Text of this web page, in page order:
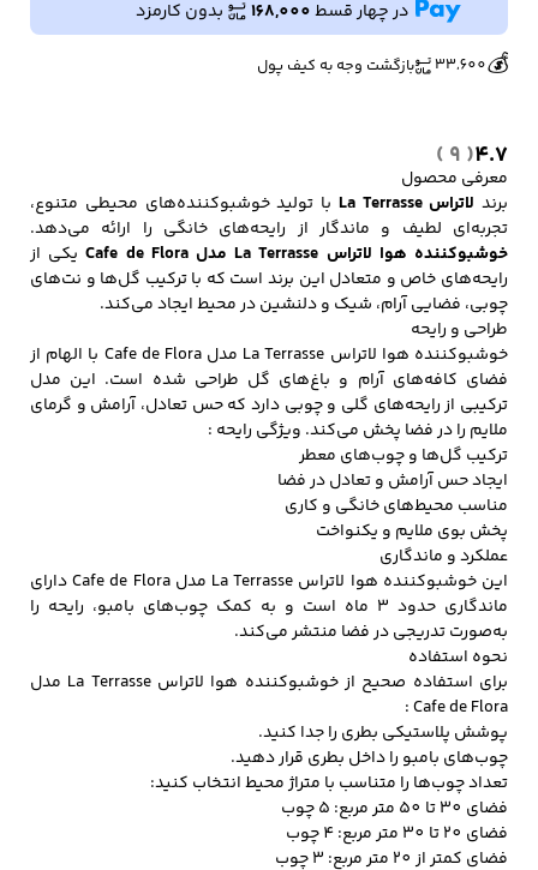
لباس زیر و راحتی
مردانه
لباس زیر مردانه لباس راحتی مردانه
4.7
( 9 )
معرفی محصول
برند لاتراسLa Terrasse با تولید خوشبوکننده‌های محیطی متنوع،
تجربه‌ای لطیف و ماندگار از رایحه‌های خانگی را ارائه می‌دهد.
خوشبوکننده هوا لاتراس La Terrasse مدل Cafe de Flora
یکی از
رایحه‌های خاص و متعادل این برند است که با ترکیب گل‌ها و نت‌های
چوبی، فضایی آرام، شیک و دلنشین در محیط ایجاد می‌کند.
طراحی و رایحه
خوشبوکننده هوا لاتراس La Terrasse مدل Cafe de Flora با الهام از
فضای کافه‌های آرام و باغ‌های گل طراحی شده است. این مدل
ترکیبی از رایحه‌های گلی و چوبی دارد که حس تعادل، آرامش و گرمای
ملایم را در فضا پخش می‌کند. ویژگی رایحه :
ترکیب گل‌ها و چوب‌های معطر
ایجاد حس آرامش و تعادل در فضا
مناسب محیط‌های خانگی و کاری
پخش بوی ملایم و یکنواخت
عملکرد و ماندگاری
این خوشبوکننده هوا لاتراس La Terrasse مدل Cafe de Flora دارای
ماندگاری حدود 3 ماه است و به کمک چوب‌های بامبو، رایحه را
به‌صورت تدریجی در فضا منتشر می‌کند.
نحوه استفاده
برای استفاده صحیح از خوشبوکننده هوا لاتراس La Terrasse مدل
Cafe de Flora :
پوشش پلاستیکی بطری را جدا کنید.
چوب‌های بامبو را داخل بطری قرار دهید.
تعداد چوب‌ها را متناسب با متراژ محیط انتخاب کنید:
فضای 30 تا 50 متر مربع: 5 چوب
فضای 20 تا 30 متر مربع: 4 چوب
فضای کمتر از 20 متر مربع: 3 چوب
de
در چهار قسط168,000 بدون کارمزد 🔥
👀
💰
33,600 بازگشت وجه به کیف پول